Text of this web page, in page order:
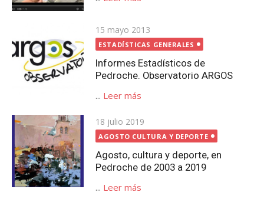
Publicada
el
15 mayo 2013
ESTADÍSTICAS GENERALES
Informes Estadísticos de
Pedroche. Observatorio ARGOS
... Leer más
Publicada
el
18 julio 2019
AGOSTO CULTURA Y DEPORTE
Agosto, cultura y deporte, en
Pedroche de 2003 a 2019
... Leer más